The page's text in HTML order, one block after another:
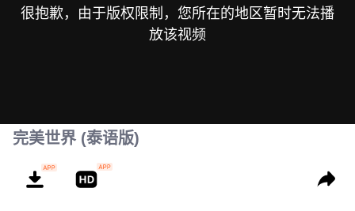
很抱歉，由于版权限制，您所在的地区暂时无法播
放该视频
完美世界 (泰语版)